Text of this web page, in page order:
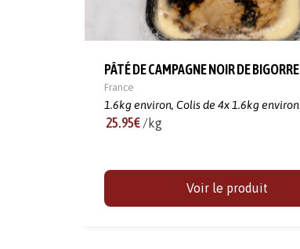
PÂTÉ DE CAMPAGNE NOIR DE BIGORRE
France
1.6kg environ, Colis de 4x 1.6kg environ
25.95€ /kg
Voir le produit